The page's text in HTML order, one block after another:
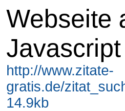
Webseite
http://www.zitate-
gratis.de/
14.9kb